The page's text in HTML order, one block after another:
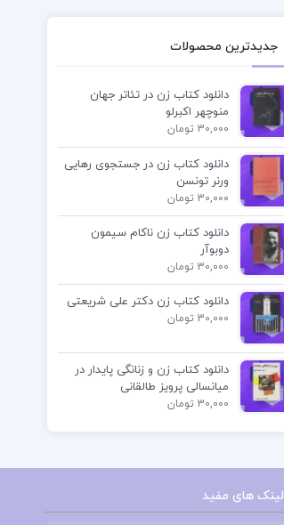
جدیدترین محصولات
دانلود کتاب زن در تئاتر جهان
منوچهر اکبرلو
30,000 تومان
دانلود کتاب زن در جستجوی رهایی
ورنر تونسن
30,000 تومان
دانلود کتاب زن ناکام سیمون
دوبوآر
30,000 تومان
دانلود کتاب زن دکتر علی شریعتی
30,000 تومان
دانلود کتاب زن و زنانگی پایدار در
میانسالی پرویز طالقانی
30,000 تومان
لینک های مفید